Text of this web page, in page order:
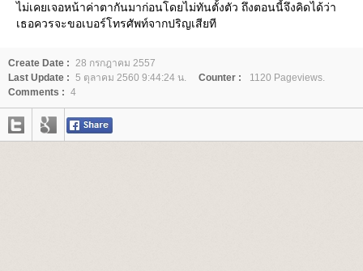
ไม่เคยเจอหน้าค่าตากันมาก่อนโดยไม่ทันตั้งตัว ถึงตอนนี้จึงคิดได้ว่า
เธอควรจะขอเบอร์โทรศัพท์จากปริญเสียที
Create Date : 28 กรกฎาคม 2557
Last Update : 5 ตุลาคม 2560 9:44:24 น. Counter :
1120 Pageviews.
Comments : 4